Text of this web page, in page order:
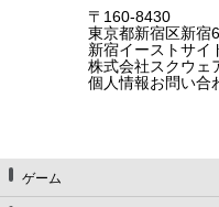
〒160-8430
東京都新宿区新宿
新宿イーストサイ
株式会社スクウェ
個人情報お問い合
ゲーム